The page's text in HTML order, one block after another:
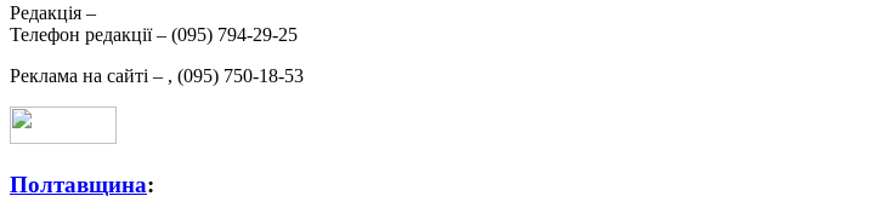
Редакція –
Телефон редакції – (095) 794-29-25
Реклама на сайті – , (095) 750-18-53
Полтавщина: